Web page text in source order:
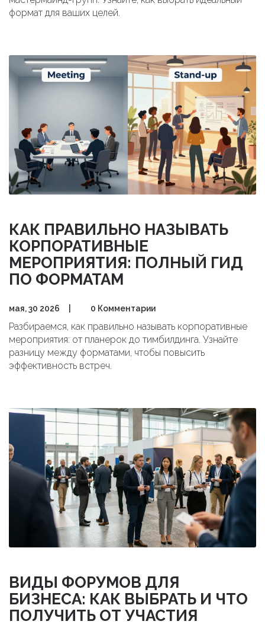
формат для ваших целей.
КАК ПРАВИЛЬНО НАЗЫВАТЬ
КОРПОРАТИВНЫЕ
МЕРОПРИЯТИЯ: ПОЛНЫЙ ГИД
ПО ФОРМАТАМ
мая, 30 2026 0 Комментарии
Разбираемся, как правильно называть корпоративные
мероприятия: от планерок до тимбилдинга. Узнайте
разницу между форматами, чтобы повысить
эффективность встреч.
ВИДЫ ФОРУМОВ ДЛЯ
БИЗНЕСА: КАК ВЫБРАТЬ И ЧТО
ПОЛУЧИТЬ ОТ УЧАСТИЯ